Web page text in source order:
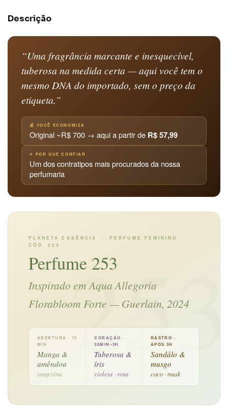
Descrição
“Uma fragrância marcante e inesquecível,
tuberosa na medida certa — aqui você tem o
mesmo DNA do importado, sem o preço da
etiqueta.”
💰 VOCÊ ECONOMIZA
Original ~R$ 700 → aqui a partir de R$ 57,99
⭐ POR QUE CONFIAR
Um dos contratipos mais procurados da nossa
perfumaria
PLANETA ESSÊNCIA · PERFUME FEMININO ·
CÓD. 253
Perfume 253
Inspirado em Aqua Allegoria
Florabloom Forte — Guerlain, 2024
ABERTURA · 15
MIN
Manga &
amêndoa
tangerina
CORAÇÃO ·
30MIN–3H
Tuberosa &
íris
violeta · rosa
RASTRO ·
APÓS 3H
Sandálo &
musgo
coco · musk